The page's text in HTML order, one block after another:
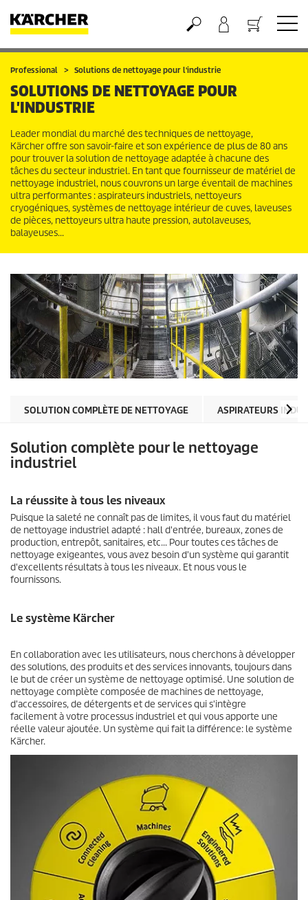
Panier
Professional Solutions de nettoyage pour l'industrie
SOLUTIONS DE NETTOYAGE POUR
L'INDUSTRIE
Leader mondial du marché des techniques de nettoyage,
Kärcher offre son savoir-faire et son expérience de plus de 80 ans
pour trouver la solution de nettoyage adaptée à chacune des
tâches du secteur industriel. En tant que fournisseur de matériel de
nettoyage industriel, nous couvrons un large éventail de machines
ultra performantes : aspirateurs industriels, nettoyeurs
cryogéniques, systèmes de nettoyage intérieur de cuves, laveuses
de pièces, nettoyeurs ultra haute pression, autolaveuses,
balayeuses...
SOLUTION COMPLÈTE DE NETTOYAGE ASPIRATEURS
Solution complète pour le nettoyage
industriel
La réussite à tous les niveaux
Puisque la saleté ne connaît pas de limites, il vous faut du matériel
de nettoyage industriel adapté : hall d'entrée, bureaux, zones de
production, entrepôt, sanitaires, etc... Pour toutes ces tâches de
nettoyage exigeantes, vous avez besoin d'un système qui garantit
d'excellents résultats à tous les niveaux. Et nous vous le
fournissons.
Le système Kärcher
En collaboration avec les utilisateurs, nous cherchons à développer
des solutions, des produits et des services innovants, toujours dans
le but de créer un système de nettoyage optimisé. Une solution de
nettoyage complète composée de machines de nettoyage,
d'accessoires, de détergents et de services qui s'intègre
facilement à votre processus industriel et qui vous apporte une
réelle valeur ajoutée. Un système qui fait la différence: le système
Kärcher.